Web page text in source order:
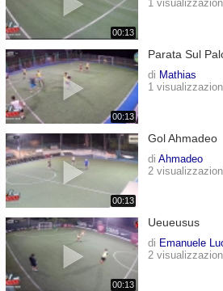
00:13
00:13
Parata Sul
di Mathias
1
00:13
Gol Ahmadeo
di Ahmadeo
2
00:13
Ueueusus
di Emanuele
2